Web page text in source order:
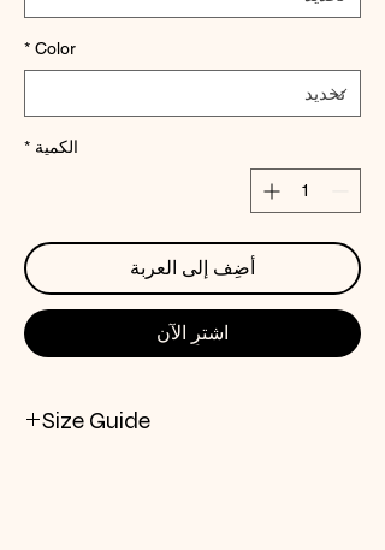
Color
*
الكمية *
أضِف إلى العربة
اشترِ الآن
Size Guide